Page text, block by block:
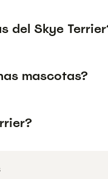
del Skye
mascotas?